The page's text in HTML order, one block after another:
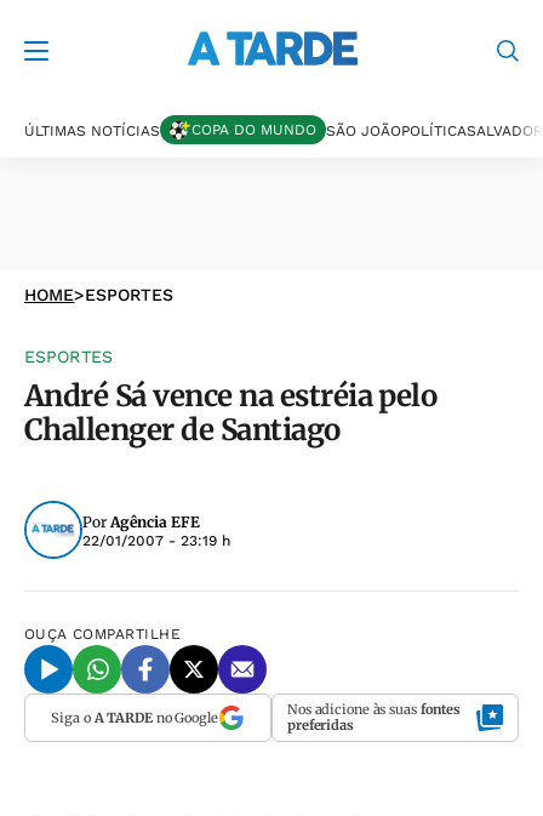
ÚLTIMAS NOTÍCIAS COPA DO MUNDO SÃO JOÃOPOLÍTICASALVADOR
HOME>ESPORTES
ESPORTES
André Sá vence na estréia pelo
Challenger de Santiago
PorAgência EFE
22/01/2007 - 23:19 h
OUÇA COMPARTILHE
Siga o A TARDEno Google Nos adicione às suas fontes
preferidas